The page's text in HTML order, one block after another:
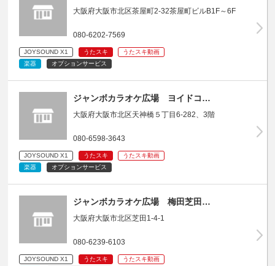
大阪府大阪市北区茶屋町2-32茶屋町ビルB1F～6F
080-6202-7569
JOYSOUND X1 うたスキ
うたスキ動画
楽器
オプションサービス
ジャンボカラオケ広場 ヨイドコ…
大阪府大阪市北区天神橋５丁目6-282、3階
080-6598-3643
JOYSOUND X1 うたスキ
うたスキ動画
楽器
オプションサービス
ジャンボカラオケ広場 梅田芝田…
大阪府大阪市北区芝田1-4-1
080-6239-6103
JOYSOUND X1 うたスキ
うたスキ動画